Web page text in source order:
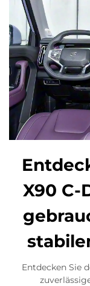
X90 C-
Entdecken Sie